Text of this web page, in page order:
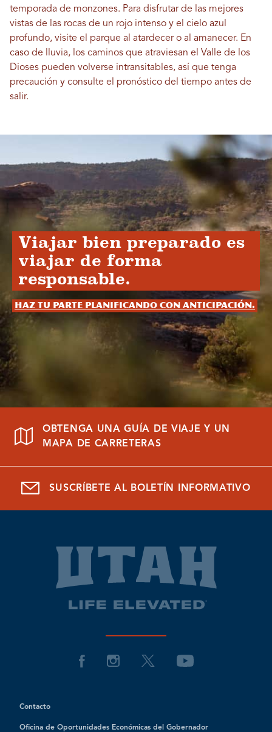
temporada de monzones. Para disfrutar de las mejores
vistas de las rocas de un rojo intenso y el cielo azul
profundo, visite el parque al atardecer o al amanecer. En
caso de lluvia, los caminos que atraviesan el Valle de los
Dioses pueden volverse intransitables, así que tenga
precaución y consulte el pronóstico del tiempo antes de
salir.
Viajar bien preparado es
viajar de forma
responsable.
Haz tu parte planificando con anticipación.
OBTENGA UNA GUÍA DE VIAJE Y UN
MAPA DE CARRETERAS
SUSCRÍBETE AL BOLETÍN INFORMATIVO
Contacto
Oficina de Oportunidades Económicas del Gobernador